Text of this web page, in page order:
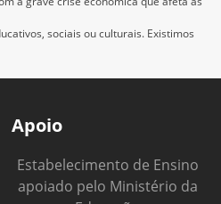
sociais ou culturais. Existimos
Apoio
Estabelecimento de Ensino
apoiado pelo Ministério da